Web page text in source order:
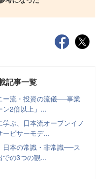
記事一覧
ー流・投資の流儀──事業
ン2倍以上」...
ぶ、日本流オープンイノ
ービサーモデ...
日本の常識・非常識──ス
での3つの観...